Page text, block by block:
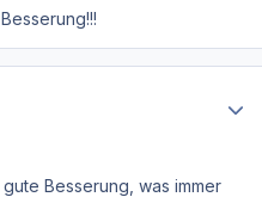
Besserung, was immer